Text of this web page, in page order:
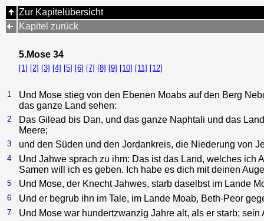
Zur Kapitelübersicht
Kapitel zurück
5.Mose 34
[1] [2] [3] [4] [5] [6] [7] [8] [9] [10] [11] [12]
1
Und Mose stieg von den Ebenen Moabs auf den Berg
das ganze Land sehen:
2
Das Gilead bis Dan, und das ganze Naphtali und das
Meere;
3 und den Süden und den Jordankreis, die Niederung von
4
Und Jahwe sprach zu ihm: Das ist das Land, welches ich
Samen will ich es geben. Ich habe es dich mit deinen
5 Und Mose, der Knecht Jahwes, starb daselbst im Lande
6 Und er begrub ihn im Tale, im Lande Moab, Beth-Peor
7 Und Mose war hundertzwanzig Jahre alt, als er starb;